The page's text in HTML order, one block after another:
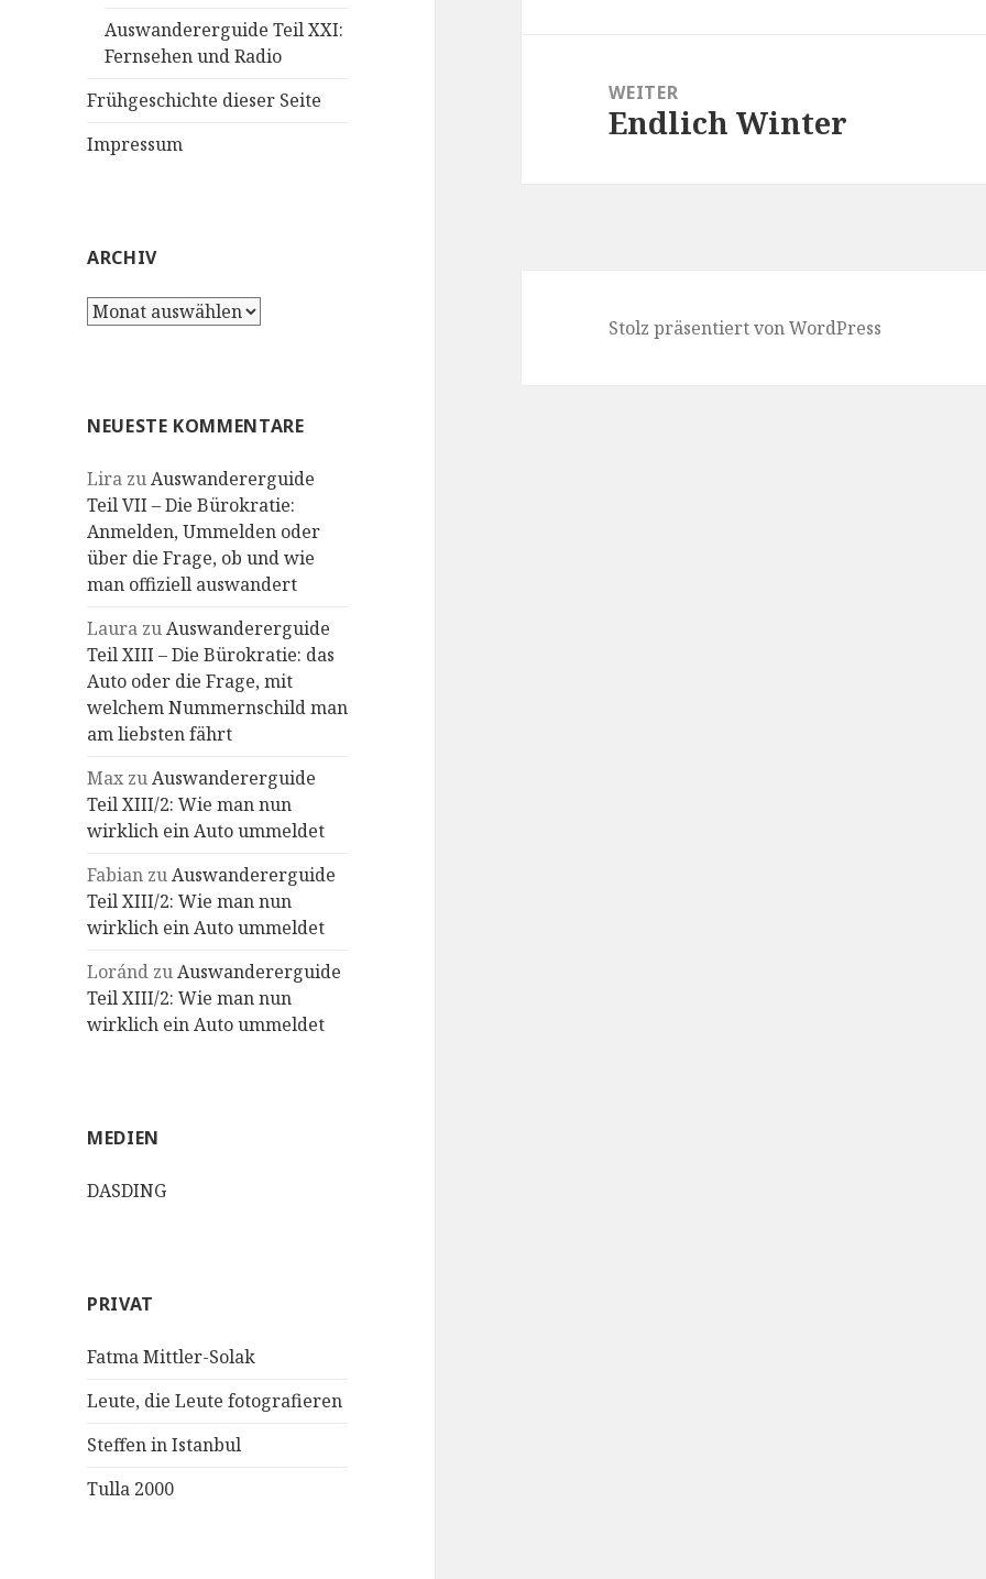
Auswandererguide Teil XXI:
Fernsehen und Radio
Frühgeschichte dieser Seite
Impressum
ARCHIV
Archiv
NEUESTE KOMMENTARE
Lira zuAuswandererguide
Teil VII – Die Bürokratie:
Anmelden, Ummelden oder
über die Frage, ob und wie
man offiziell auswandert
Laura zuAuswandererguide
Teil XIII – Die Bürokratie: das
Auto oder die Frage, mit
welchem Nummernschild man
am liebsten fährt
Max zuAuswandererguide
Teil XIII/2: Wie man nun
wirklich ein Auto ummeldet
Fabian zuAuswandererguide
Teil XIII/2: Wie man nun
wirklich ein Auto ummeldet
Loránd zuAuswandererguide
Teil XIII/2: Wie man nun
wirklich ein Auto ummeldet
MEDIEN
DASDING
PRIVAT
Fatma Mittler-Solak
Leute, die Leute fotografieren
Steffen in Istanbul
Tulla 2000
WEITER
Nächster
Endlich Winter
Stolz präsentiert von WordPress